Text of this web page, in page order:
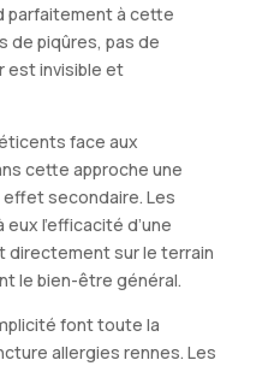
parfaitement à cette
de piqûres, pas de
est invisible et
face aux
cette approche une
secondaire. Les
l’efficacité d’une
directement sur le terrain
le bien-être général.
font toute la
allergies rennes. Les